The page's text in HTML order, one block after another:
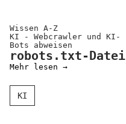
Wissen A-Z
KI - Webcrawler und KI-
Bots abweisen
robots.txt-Datei
Mehr lesen →
KI